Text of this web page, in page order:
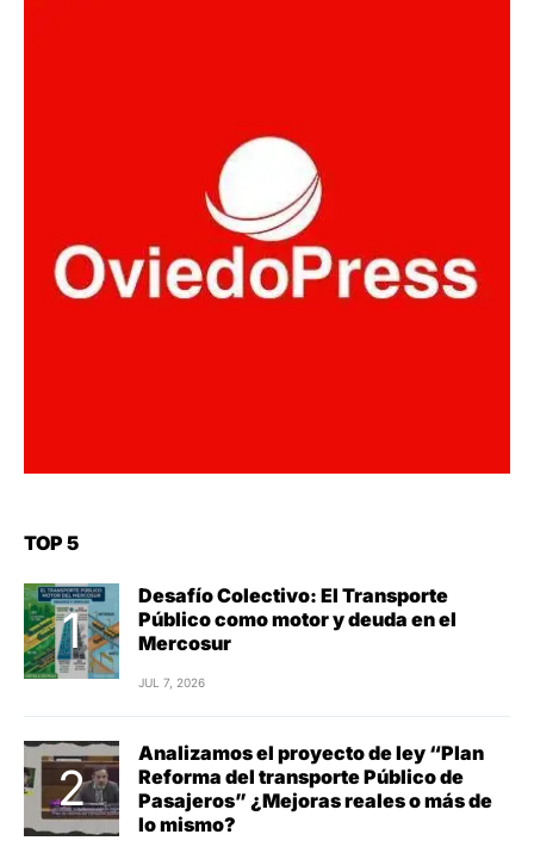
TOP 5
Desafío Colectivo: El Transporte
Público como motor y deuda en el
Mercosur
JUL 7, 2026
Analizamos el proyecto de ley “Plan
Reforma del transporte Público de
Pasajeros” ¿Mejoras reales o más de
lo mismo?